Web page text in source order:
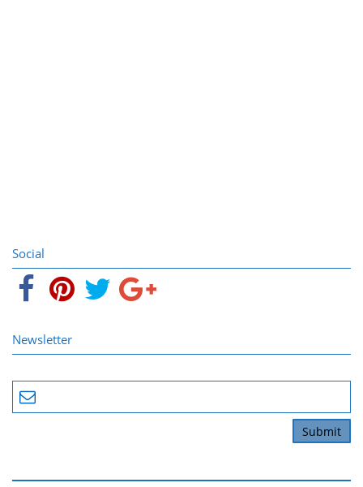
Social
Newsletter